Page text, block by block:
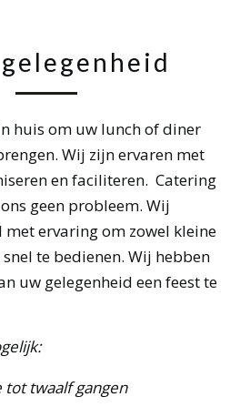
huis om uw lunch of diner
Wij zijn ervaren met
en faciliteren. Catering
geen probleem. Wij
met ervaring om zowel kleine
te bedienen. Wij hebben
uw gelegenheid een feest te
tot twaalf gangen